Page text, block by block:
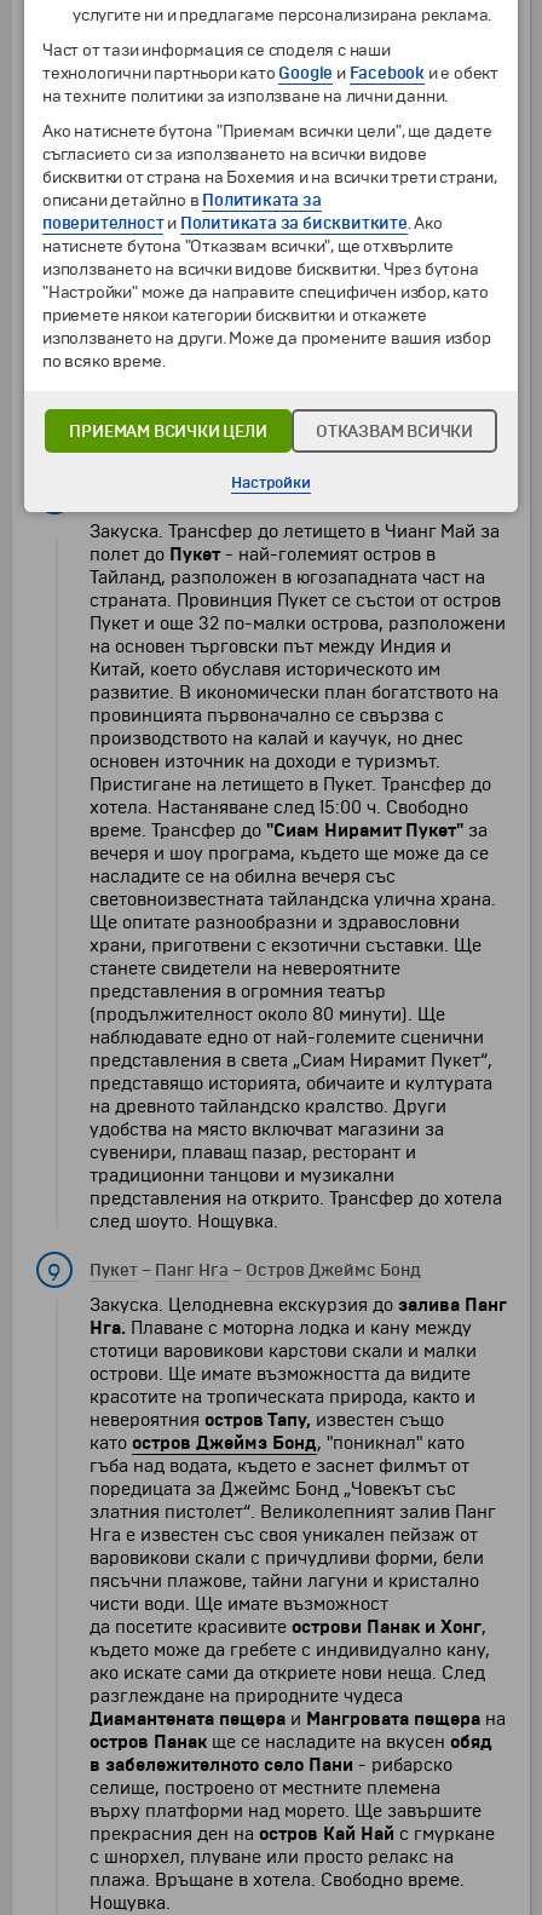
диаметър на основата 54 м. - по това време
Посещение на"Ват Фан Тао" -"Храмът на
хилядате пещи", построен през 15 век като част
от комплекса на "Ват Чеди Луанг". Храмът е
известен със своята изящна зала за
ръкополагане, изградена от тиково дърво в
стил "Лан На" с размери 21 на 11 метра, а
височкият 14 метра таван се поддържа от 28
дървени стълба. Храмът е главно място за
празненства по време на фестивала "Висакха
Буча", когато монасите палят стотици малки
маслени лампи. Това е една от малкото изцяло
запазени дървени конструкции в Чианг Май.
Последната спирка за деня в при най-големия
пазар в града
ястия.Обяд в местен ресторант.Връщане в
хотела. Свободно време. Нощувка
Пукет
Закуска. Трансфер до летището в Чианг Май за
полет до Пукет- най-големият остров в
Тайланд, разположен в югозападната част на
страната. Провинция Пукет се състои от остров
Пукет и още 32 по-малки острова, разположени
на основен търговски път между Индия и
Китай, което обуславя историческото им
развитие. В икономически план богатството на
провинцията първоначално се свързва с
производството на калай и каучук, но днес
основен източник на доходи е туризмът.
Пристигане на летището в Пукет. Трансфер до
хотела. Настаняване след 15:00 ч. Свободно
време. Трансфер до "Сиам Нирамит Пукет" за
вечеря и шоу програма, където ще може да се
насладите се на обилна вечеря със
световноизвестната тайландска улична храна.
Ще опитате разнообразни и здравословни
храни, приготвени с екзотични съставки. Ще
станете свидетели на невероятните
представления в огромния театър
(продължителност около 80 минути). Ще
наблюдавате едно от най-големите сценични
представления в света „Сиам Нирамит Пукет“,
представящо историята, обичаите и културата
на древното тайландско кралство. Други
удобства на място включват магазини за
сувенири, плаващ пазар, ресторант и
традиционни танцови и музикални
представления на открито. Трансфер до хотела
след шоуто. Нощувка.
9 Пукет – Панг Нга – Остров Джеймс Бонд
Закуска. Целодневна екскурзия до залива Панг
Нга. Плаване с моторна лодка и кану между
стотици варовикови карстови скали и малки
острови. Ще имате възможността да видите
красотите на тропическата природа, както и
невероятния остров Тапу, известен също
като остров Джеймз Бонд, "поникнал" като
гъба над водата, където е заснет филмът от
поредицата за Джеймс Бонд „Човекът със
златния пистолет“. Великолепният залив Панг
Нга е известен със своя уникален пейзаж от
варовикови скали с причудливи форми, бели
пясъчни плажове, тайни лагуни и кристално
чисти води. Ще имате възможност
да посетите красивите острови Панак и Хонг,
където може да гребете с индивидуално кану,
ако искате сами да откриете нови неща. След
разглеждане на природните чудеса
Диамантената пещера и Мангровата пещера на
остров Панак ще се насладите на вкусен обяд
в забележителното село Пани - рибарско
селище, построено от местните племена
върху платформи над морето. Ще завършите
прекрасния ден на остров Кай Най с гмуркане
с шнорхел, плуване или просто релакс на
плажа. Връщане в хотела. Свободно време.
Нощувка.
услугите ни и предлагаме персонализирана реклама.
Част от тази информация се споделя с наши
технологични партньори като Google и Facebook и е обект
на техните политики за използване на лични данни.
Ако натиснете бутона "Приемам всички цели", ще дадете
съгласието си за използването на всички видове
бисквитки от страна на Бохемия и на всички трети страни,
описани детайлно в Политиката за
поверителности Политиката за бисквитките. Ако
натиснете бутона "Отказвам всички", ще отхвърлите
използването на всички видове бисквитки. Чрез бутона
"Настройки" може да направите специфичен избор, като
приемете някои категории бисквитки и откажете
използването на други. Може да промените вашия избор
по всяко време.
ПРИЕМАМ ВСИЧКИ ЦЕЛИ ОТКАЗВАМ ВСИЧКИ
Настройки